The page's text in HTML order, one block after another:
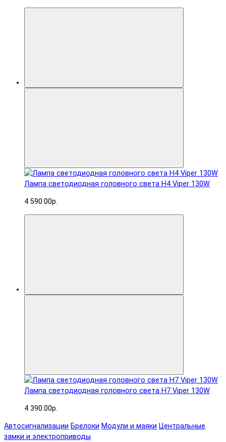
Лампа светодиодная головного света H4 Viper 130W
4 590.00р.
Лампа светодиодная головного света H7 Viper 130W
4 390.00р.
Автосигнализации Брелоки Модули и маяки Центральные
замки и электроприводы